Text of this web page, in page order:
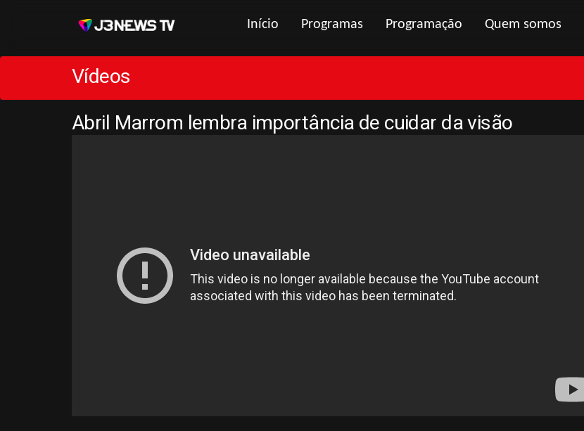
Início Programas Programação Quem somos
Vídeos
Abril Marrom lembra importância de cuidar da visão